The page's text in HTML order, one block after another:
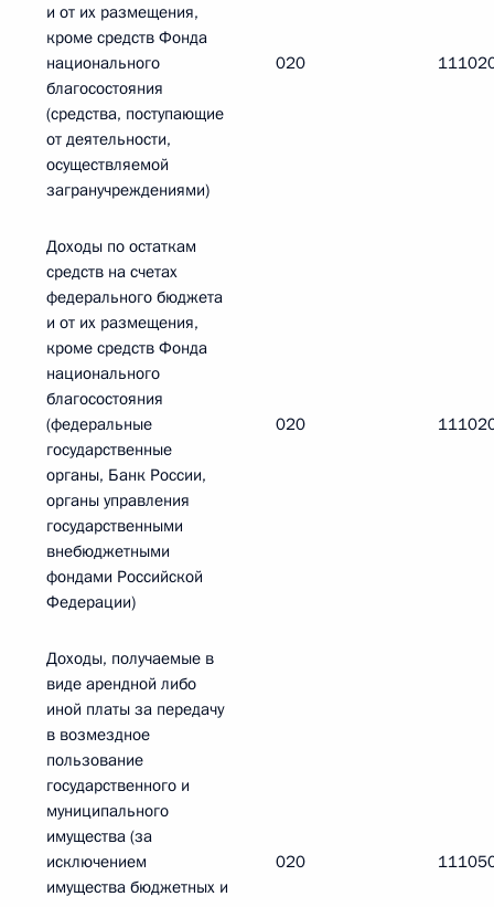
и от их размещения,
кроме средств Фонда
национального
благосостояния
(средства, поступающие
от деятельности,
осуществляемой
загранучреждениями)
020
Доходы по остаткам
средств на счетах
федерального бюджета
и от их размещения,
кроме средств Фонда
национального
благосостояния
(федеральные
государственные
органы, Банк России,
органы управления
государственными
внебюджетными
фондами Российской
Федерации)
020
Доходы, получаемые в
виде арендной либо
иной платы за передачу
в возмездное
пользование
государственного и
муниципального
имущества (за
исключением
имущества бюджетных и
020